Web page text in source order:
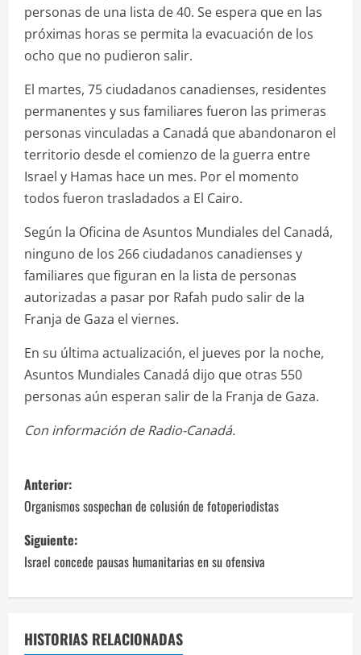
personas de una lista de 40. Se espera que en las
próximas horas se permita la evacuación de los
ocho que no pudieron salir.
El martes, 75 ciudadanos canadienses, residentes
permanentes y sus familiares fueron las primeras
personas vinculadas a Canadá que abandonaron el
territorio desde el comienzo de la guerra entre
Israel y Hamas hace un mes. Por el momento
todos fueron trasladados a El Cairo.
Según la Oficina de Asuntos Mundiales del Canadá,
ninguno de los 266 ciudadanos canadienses y
familiares que figuran en la lista de personas
autorizadas a pasar por Rafah pudo salir de la
Franja de Gaza el viernes.
En su última actualización, el jueves por la noche,
Asuntos Mundiales Canadá dijo que otras 550
personas aún esperan salir de la Franja de Gaza.
Con información de Radio-Canadá.
N
a
v
e
a
Anterior:
Organismos sospechan de colusión de fotoperiodistas
Siguiente:
Israel concede pausas humanitarias en su ofensiva
HISTORIAS RELACIONADAS